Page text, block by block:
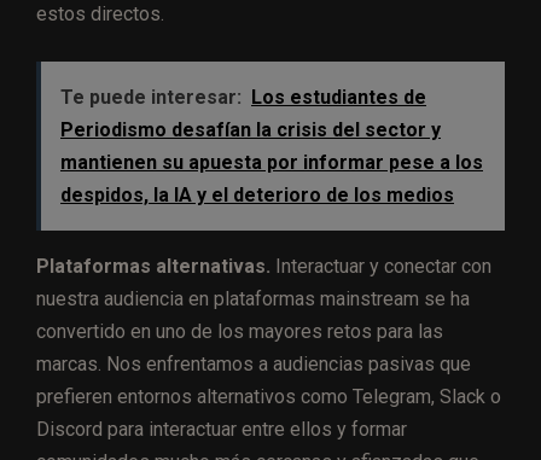
estos directos.
Te puede interesar: Los estudiantes de
Periodismo desafían la crisis del sector y
mantienen su apuesta por informar pese a los
despidos, la IA y el deterioro de los medios
Plataformas alternativas. Interactuar y conectar con
nuestra audiencia en plataformas mainstream se ha
convertido en uno de los mayores retos para las
marcas. Nos enfrentamos a audiencias pasivas que
prefieren entornos alternativos como Telegram, Slack o
Discord para interactuar entre ellos y formar